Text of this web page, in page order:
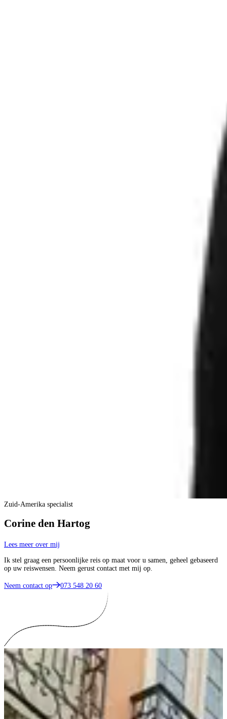
Zuid-Amerika specialist
Corine den Hartog
Lees meer over mij
Ik stel graag een persoonlijke reis op maat voor u samen, geheel gebaseerd
op uw reiswensen. Neem gerust contact met mij op.
Neem contact op 073 548 20 60